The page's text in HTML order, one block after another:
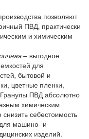
позволяют
ПВД, практически
и химическим
– выгодное
для
бытовой и
цветные пленки,
Гранулы ПВД абсолютно
химическим
себестоимость
машино- и
изделий.